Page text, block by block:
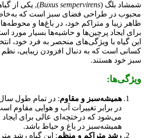
شمشاد بلگ (Buxus sempervirens), یکی از
محبوب در طراحی فضای سبز است که
ظاهر زیبا و متراکم خود، در باغ‌ها و
برای ایجاد پرچین‌ها و حاشیه‌ها بسیار مورد
این گیاه با ویژگی‌های منحصر به فرد خود،
کسانی است که به دنبال افزودن زیبایی،
سبز خود هستند.
ویژگی‌ها:
همیشه‌سبز و مقاوم: در تمام طول
در برابر تغییرات آب‌ و هوایی مقاوم
می‌شود که درختچه‌ای عالی برای ایجاد
همیشه‌سبز در باغ و حیاط باشد.
رشد متراکم و منظم: این گیاه رشد